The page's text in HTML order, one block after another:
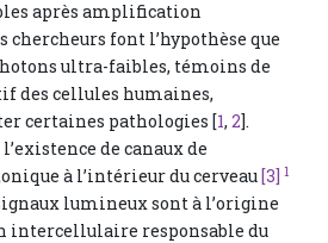
après amplification
font l’hypothèse que
ultra-faibles, témoins de
des cellules humaines,
certaines pathologies [1,2].
de canaux de
à l’intérieur du cerveau[3] 1
lumineux sont à l’origine
intercellulaire responsable du